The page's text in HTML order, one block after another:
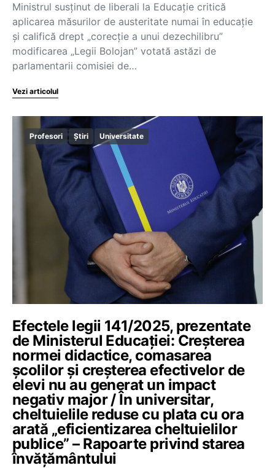
Ministrul susținut de liberali la Educație critică
aplicarea măsurilor de austeritate numai în educație
și califică drept „corecție a unui dezechilibru”
modificarea „Legii Bolojan” votată astăzi de
parlamentarii comisiei de…
Vezi articolul
Profesori Știri Universitate
Efectele legii 141/2025, prezentate
de Ministerul Educației: Creșterea
normei didactice, comasarea
școlilor și creșterea efectivelor de
elevi nu au generat un impact
negativ major / În universitar,
cheltuielile reduse cu plata cu ora
arată „eficientizarea cheltuielilor
publice” – Rapoarte privind starea
învățământului